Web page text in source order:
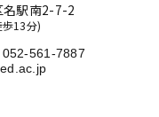
名駅南2-7-2
13分)
052-561-7887